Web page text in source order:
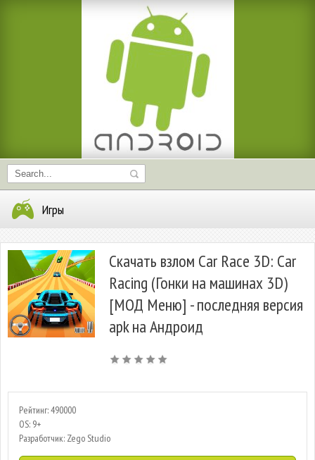
Игры
Скачать взлом Car Race 3D: Car
Racing (Гонки на машинах 3D)
[МОД Меню] - последняя версия
apk на Андроид
Рейтинг: 490000
OS: 9+
Разработчик: Zego Studio